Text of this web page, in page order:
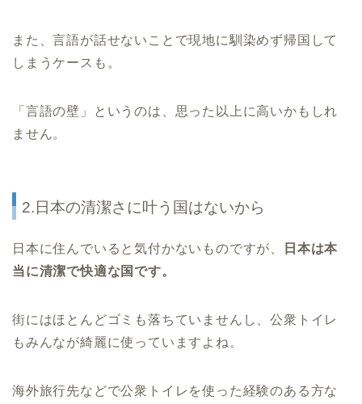
また、言語が話せないことで現地に馴染めず帰国して
しまうケースも。
「言語の壁」というのは、思った以上に高いかもしれ
ません。
2.日本の清潔さに叶う国はないから
日本に住んでいると気付かないものですが、
日本は本
当に清潔で快適な国です。
街にはほとんどゴミも落ちていませんし、公衆トイレ
もみんなが綺麗に使っていますよね。
海外旅行先などで公衆トイレを使った経験のある方な